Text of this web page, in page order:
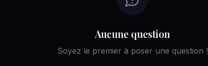
Aucune question
Soyez le premier à poser une question !